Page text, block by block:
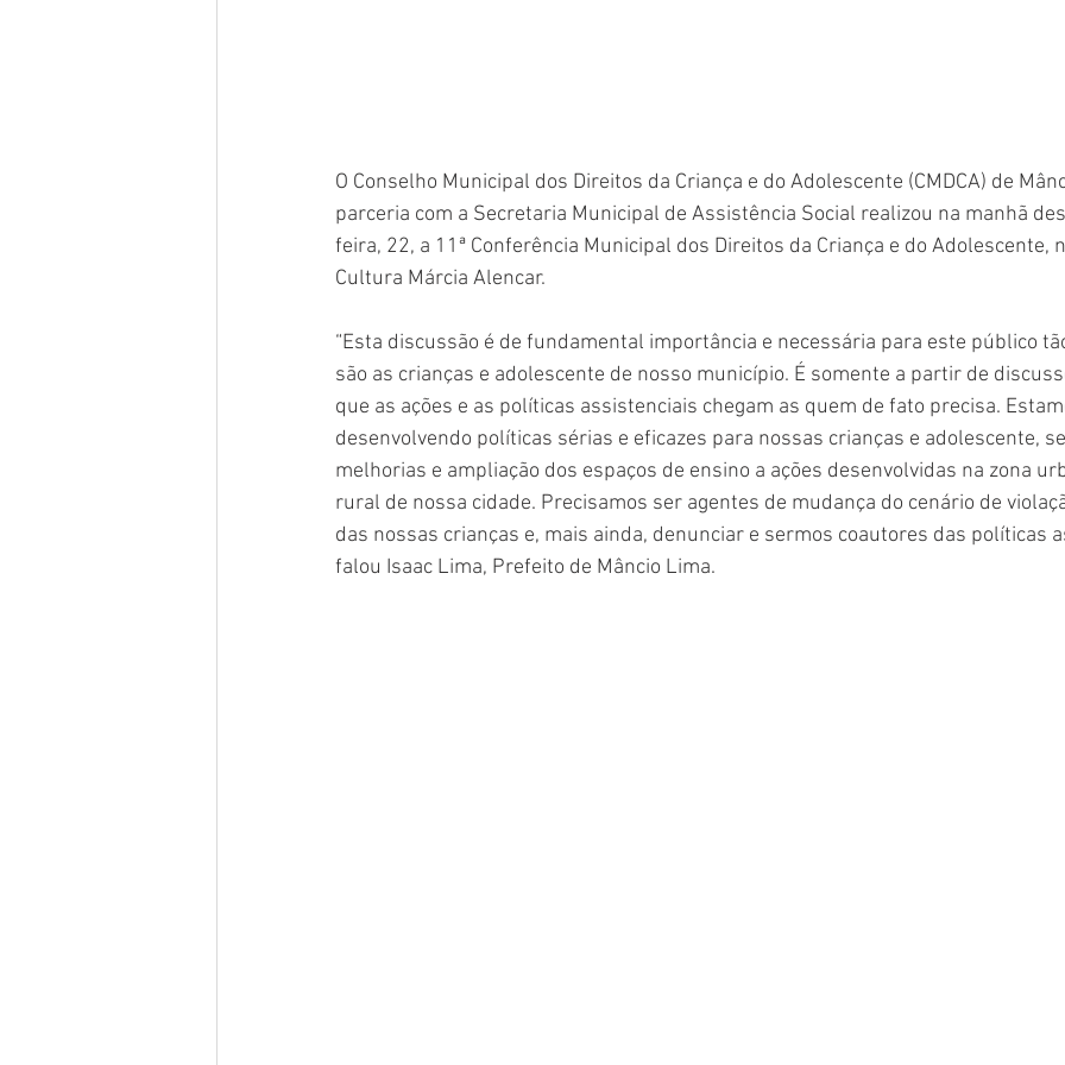
O Conselho Municipal dos Direitos da Criança e do Adolescente (CMDCA) de
parceria com a Secretaria Municipal de Assistência Social realizou na manhã
feira, 22, a 11ª Conferência Municipal dos Direitos da Criança e do Adolescente,
Cultura Márcia Alencar.
“Esta discussão é de fundamental importância e necessária para este público
são as crianças e adolescente de nosso município. É somente a partir de
que as ações e as políticas assistenciais chegam as quem de fato precisa.
desenvolvendo políticas sérias e eficazes para nossas crianças e adolescente,
melhorias e ampliação dos espaços de ensino a ações desenvolvidas na zona
rural de nossa cidade. Precisamos ser agentes de mudança do cenário de
das nossas crianças e, mais ainda, denunciar e sermos coautores das políticas
falou Isaac Lima, Prefeito de Mâncio Lima.